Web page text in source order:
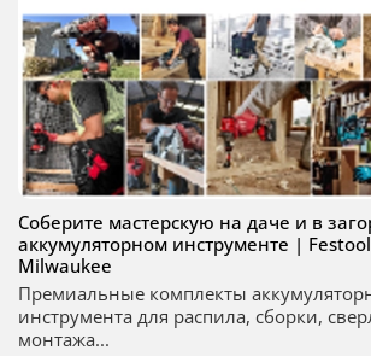
Соберите мастерскую на даче и в
аккумуляторном инструменте |
Milwaukee
Премиальные комплекты
инструмента для распила, сборки,
монтажа...